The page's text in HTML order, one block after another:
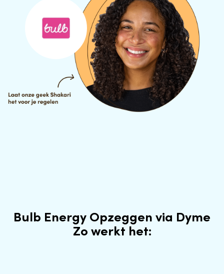
Bulb Energy Opzeggen via Dyme
Zo werkt het: